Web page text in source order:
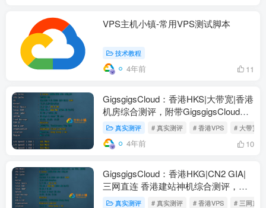
VPS主机小镇-常用VPS测试脚本
技术教程
4年前 11
GigsgigsCloud：香港HKS|大带宽|香港
机房综合测评，附带GigsgigsCloud优
惠码真实测评 # 真实测评 # 香港VPS # 大带宽
4年前 10
GigsgigsCloud：香港HKG|CN2 GIA|
三网直连 香港建站神机综合测评，附
带GigsgigsCloud优惠码
真实测评 # 真实测评 # 香港VPS # 三网直连